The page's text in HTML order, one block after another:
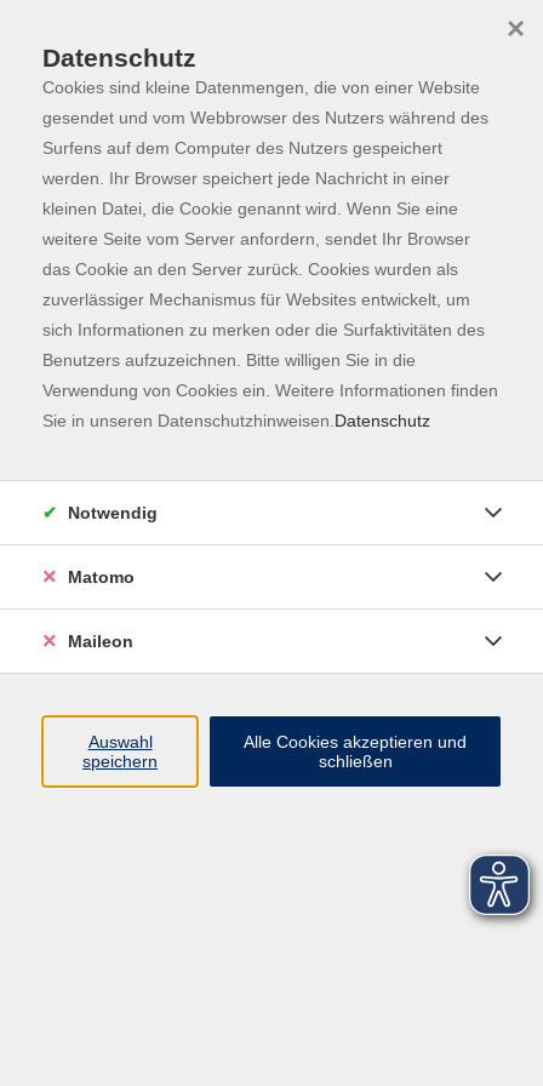
Skip to main content
Programm
Der Kurs konnte nicht gefunden werden.
Kontaktformular
Impressum
AGB
Datenschutzerklärung
Datenschutz
Cookies sind kleine Datenmengen, die von einer Website
gesendet und vom Webbrowser des Nutzers während des
Surfens auf dem Computer des Nutzers gespeichert
werden. Ihr Browser speichert jede Nachricht in einer
kleinen Datei, die Cookie genannt wird. Wenn Sie eine
weitere Seite vom Server anfordern, sendet Ihr Browser
das Cookie an den Server zurück. Cookies wurden als
zuverlässiger Mechanismus für Websites entwickelt, um
sich Informationen zu merken oder die Surfaktivitäten des
Benutzers aufzuzeichnen. Bitte willigen Sie in die
Verwendung von Cookies ein. Weitere Informationen finden
Sie in unseren Datenschutzhinweisen. Datenschutz
×
Notwendig
Matomo
Maileon
Auswahl
speichern
Alle Cookies akzeptieren und
schließen